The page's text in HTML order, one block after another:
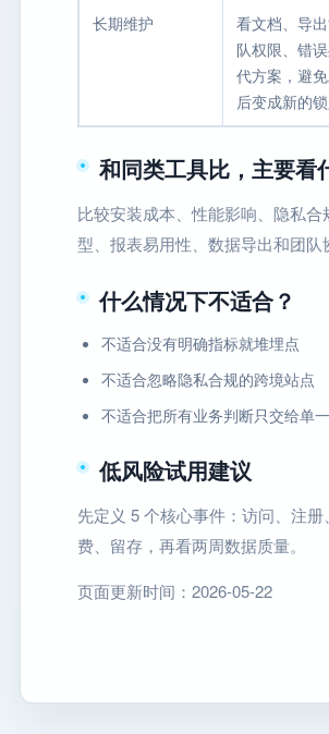
长期维护
看文档、导
队权限、错
代方案，避
后变成新的锁
和同类工具比，主要看
比较安装成本、性能影响、隐私合
型、报表易用性、数据导出和团队
什么情况下不适合？
不适合没有明确指标就堆埋点
不适合忽略隐私合规的跨境站点
不适合把所有业务判断只交给单
低风险试用建议
先定义 5 个核心事件：访问、注
费、留存，再看两周数据质量。
页面更新时间：2026-05-22